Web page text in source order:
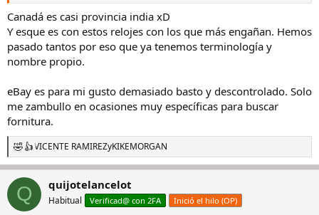
Canadá es casi provincia india xD
Y esque es con estos relojes con los que más engañan. Hemos
pasado tantos por eso que ya tenemos terminología y
nombre propio.
eBay es para mi gusto demasiado basto y descontrolado. Solo
me zambullo en ocasiones muy específicas para buscar
fornitura.
R
e
a
c
i
VICENTE RAMIREZyKIKEMORGAN
Q quijotelancelot
Habitual Verificad@ con 2FA Inició el hilo (OP)